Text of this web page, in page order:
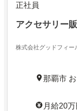
正社員
アクセサリー
株式会社グッドフィー
那覇市
月給20